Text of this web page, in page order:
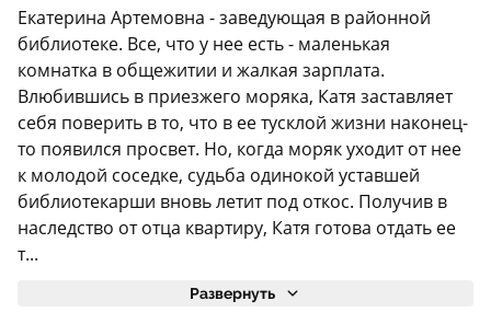
Екатерина Артемовна - заведующая в районной
библиотеке. Все, что у нее есть - маленькая
комнатка в общежитии и жалкая зарплата.
Влюбившись в приезжего моряка, Катя заставляет
себя поверить в то, что в ее тусклой жизни наконец-
то появился просвет. Но, когда моряк уходит от нее
к молодой соседке, судьба одинокой уставшей
библиотекарши вновь летит под откос. Получив в
наследство от отца квартиру, Катя готова отдать ее
т...
Развернуть